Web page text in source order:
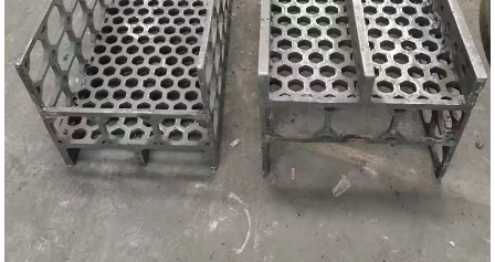
厂容厂景
荣誉资质
联系我们